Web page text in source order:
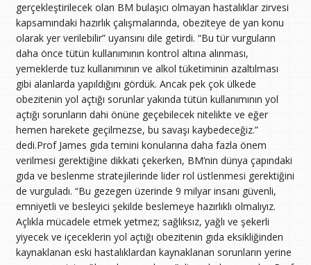
gerçekleştirilecek olan BM bulaşıcı olmayan hastalıklar zirvesi
kapsamındaki hazırlık çalışmalarında, obeziteye de yan konu
olarak yer verilebilir” uyarısını dile getirdi. “Bu tür vurguların
daha önce tütün kullanımının kontrol altına alınması,
yemeklerde tuz kullanımının ve alkol tüketiminin azaltılması
gibi alanlarda yapıldığını gördük. Ancak pek çok ülkede
obezitenin yol açtığı sorunlar yakında tütün kullanımının yol
açtığı sorunların dahi önüne geçebilecek nitelikte ve eğer
hemen harekete geçilmezse, bu savaşı kaybedeceğiz.”
dedi.Prof James gıda temini konularına daha fazla önem
verilmesi gerektiğine dikkati çekerken, BM’nin dünya çapındaki
gıda ve beslenme stratejilerinde lider rol üstlenmesi gerektiğini
de vurguladı. “Bu gezegen üzerinde 9 milyar insanı güvenli,
emniyetli ve besleyici şekilde beslemeye hazırlıklı olmalıyız.
Açlıkla mücadele etmek yetmez; sağlıksız, yağlı ve şekerli
yiyecek ve içeceklerin yol açtığı obezitenin gıda eksikliğinden
kaynaklanan eski hastalıklardan kaynaklanan sorunların yerine